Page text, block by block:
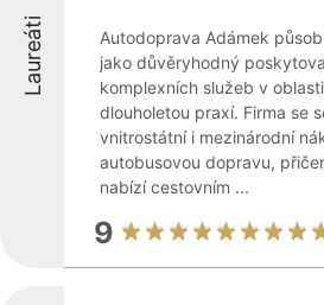
Laureáti
Autodoprava Adámek
jako důvěryhodný
komplexních služeb v
dlouholetou praxí. Firma se
vnitrostátní i mezinárodní
autobusovou dopravu,
nabízí cestovním ...
9